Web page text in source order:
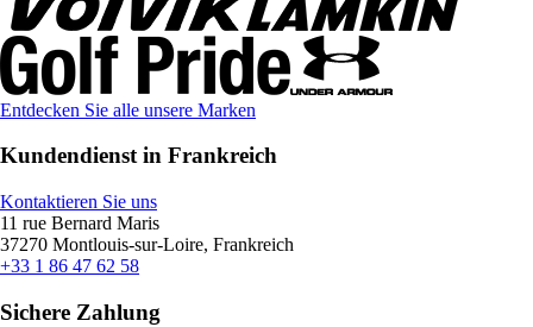
Entdecken Sie alle unsere Marken
Kundendienst in Frankreich
Kontaktieren Sie uns
11 rue Bernard Maris
37270 Montlouis-sur-Loire, Frankreich
+33 1 86 47 62 58
Sichere Zahlung